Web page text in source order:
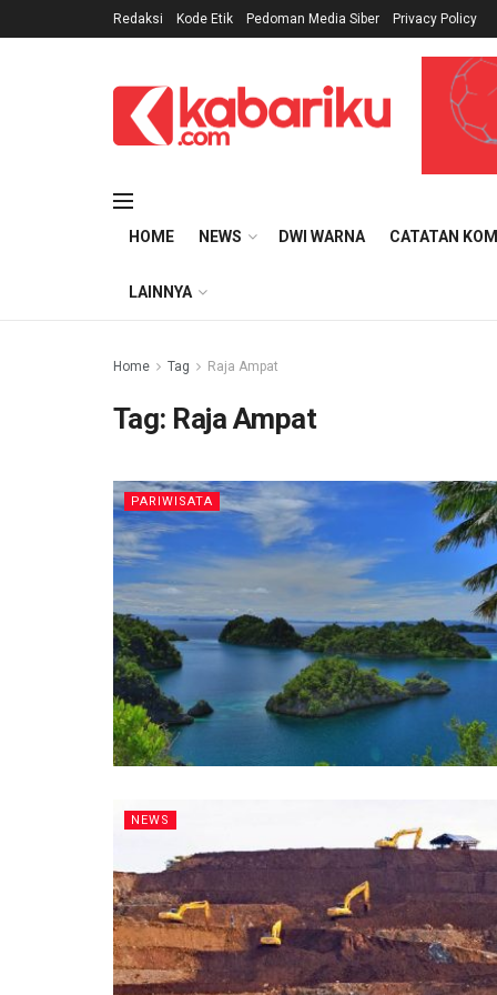
Redaksi Kode Etik Pedoman Media Siber Privacy Policy
HOME NEWS DWI WARNA CATATAN
LAINNYA
Home Tag Raja Ampat
Tag: Raja Ampat
PARIWISATA
NEWS